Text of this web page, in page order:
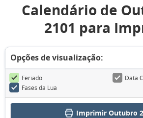
Calendário de
2101 para
Opções de visualização:
Feriado
Data
Fases da Lua
Imprimir Outubro